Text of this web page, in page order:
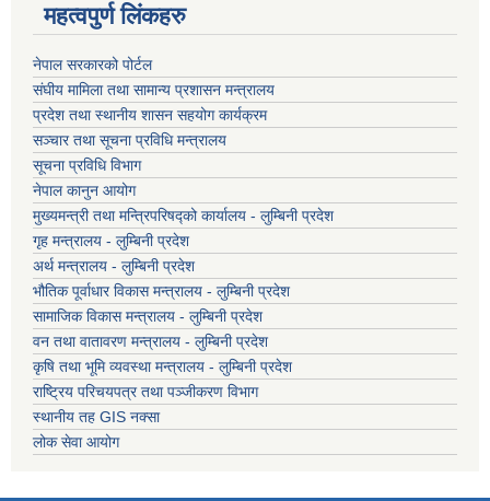
महत्वपुर्ण लिंकहरु
नेपाल सरकारको पोर्टल
संघीय मामिला तथा सामान्य प्रशासन मन्त्रालय
प्रदेश तथा स्थानीय शासन सहयोग कार्यक्रम
सञ्चार तथा सूचना प्रविधि मन्त्रालय
सूचना प्रविधि विभाग
नेपाल कानुन आयोग
मुख्यमन्त्री तथा मन्त्रिपरिषद्को कार्यालय - लुम्बिनी प्रदेश
गृह मन्त्रालय - लुम्बिनी प्रदेश
अर्थ मन्त्रालय - लुम्बिनी प्रदेश
भौतिक पूर्वाधार विकास मन्त्रालय - लुम्बिनी प्रदेश
सामाजिक विकास मन्त्रालय - लुम्बिनी प्रदेश
वन तथा वातावरण मन्त्रालय - लुम्बिनी प्रदेश
कृषि तथा भूमि व्यवस्था मन्त्रालय - लुम्बिनी प्रदेश
राष्ट्रिय परिचयपत्र तथा पञ्जीकरण विभाग
स्थानीय तह GIS नक्सा
लोक सेवा आयोग